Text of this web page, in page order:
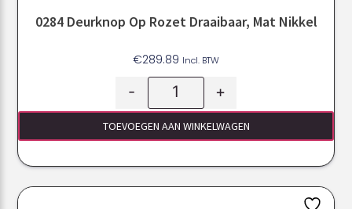
0284 Deurknop Op Rozet Draaibaar, Mat Nikkel
€289.89 Incl. BTW
- +
TOEVOEGEN AAN WINKELWAGEN